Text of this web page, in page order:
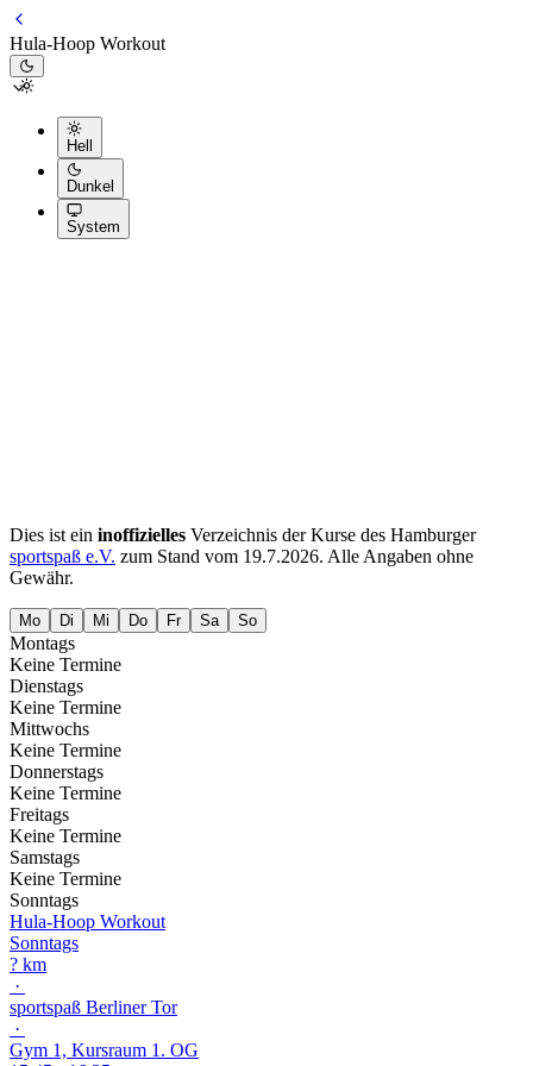
Hula-Hoop Workout
Hell
Dunkel
System
Dies ist ein inoffizielles Verzeichnis der Kurse des Hamburger
sportspaß e.V. zum Stand vom 19.7.2026. Alle Angaben ohne
Gewähr.
Mo Di Mi Do Fr Sa So
Montags
Keine Termine
Dienstags
Keine Termine
Mittwochs
Keine Termine
Donnerstags
Keine Termine
Freitags
Keine Termine
Samstags
Keine Termine
Sonntags
Hula-Hoop Workout
Sonntags
? km
·
sportspaß Berliner Tor
·
Gym 1, Kursraum 1. OG